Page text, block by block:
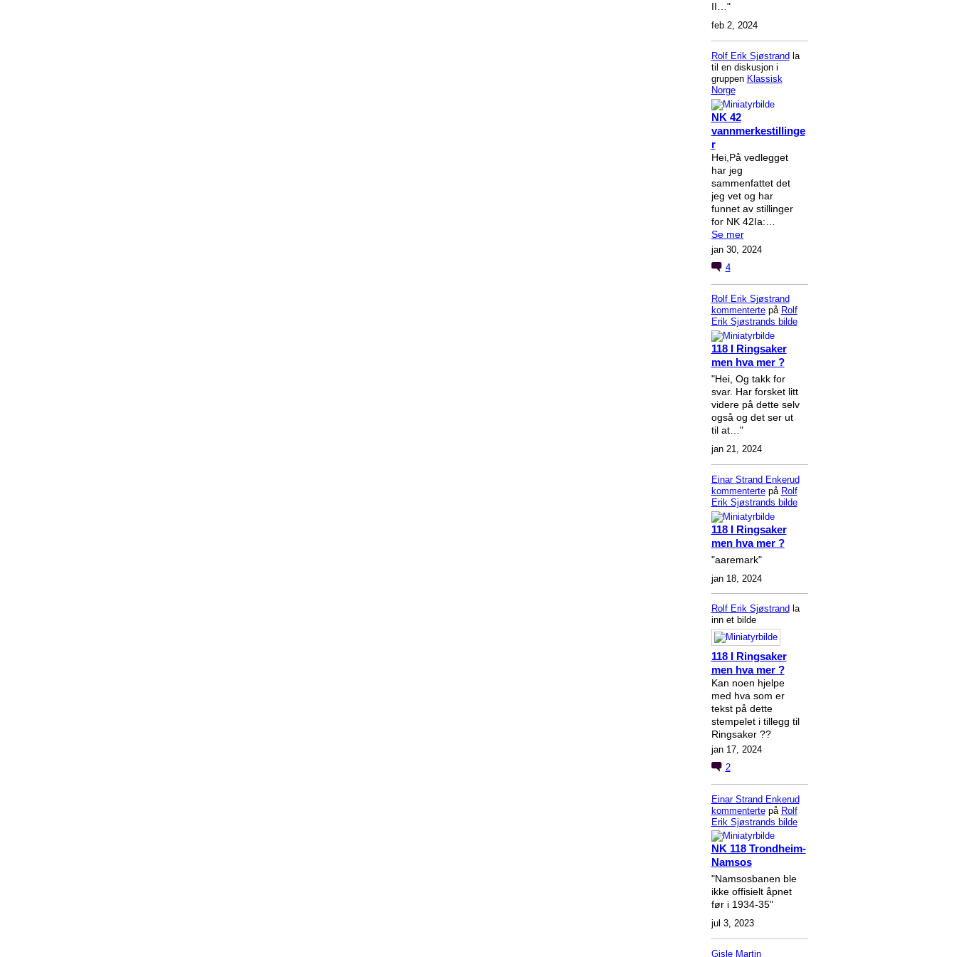
II…"
feb 2, 2024
Rolf Erik Sjøstrand la
til en diskusjon i
gruppen Klassisk
Norge
NK 42
vannmerkestillinge
r
Hei,På vedlegget
har jeg
sammenfattet det
jeg vet og har
funnet av stillinger
for NK 42Ia:…
Se mer
jan 30, 2024
4
Rolf Erik Sjøstrand
kommentertepå Rolf
Erik Sjøstrands bilde
118 I Ringsaker
men hva mer ?
"Hei, Og takk for
svar. Har forsket litt
videre på dette selv
også og det ser ut
til at…"
jan 21, 2024
Einar Strand Enkerud
kommentertepå Rolf
Erik Sjøstrands bilde
118 I Ringsaker
men hva mer ?
"aaremark"
jan 18, 2024
Rolf Erik Sjøstrand la
inn et bilde
118 I Ringsaker
men hva mer ?
Kan noen hjelpe
med hva som er
tekst på dette
stempelet i tillegg til
Ringsaker ??
jan 17, 2024
2
Einar Strand Enkerud
kommentertepå Rolf
Erik Sjøstrands bilde
NK 118 Trondheim-
Namsos
"Namsosbanen ble
ikke offisielt åpnet
før i 1934-35"
jul 3, 2023
Gisle Martin